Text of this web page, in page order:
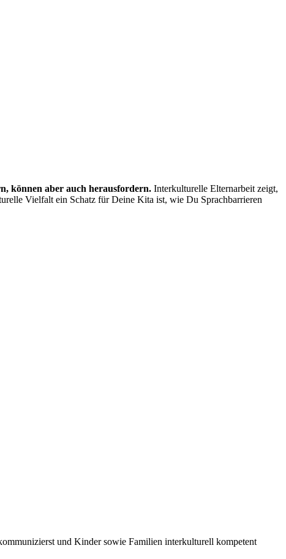
können aber auch herausfordern. Interkulturelle Elternarbeit zeigt,
Vielfalt ein Schatz für Deine Kita ist, wie Du Sprachbarrieren
und Kinder sowie Familien interkulturell kompetent